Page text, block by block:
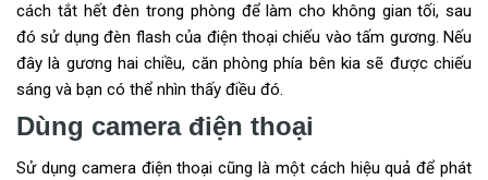
cách tắt hết đèn trong phòng để làm cho không gian tối, sau
đó sử dụng đèn flash của điện thoại chiếu vào tấm gương. Nếu
đây là gương hai chiều, căn phòng phía bên kia sẽ được chiếu
sáng và bạn có thể nhìn thấy điều đó.
Dùng camera điện thoại
Sử dụng camera điện thoại cũng là một cách hiệu quả để phát